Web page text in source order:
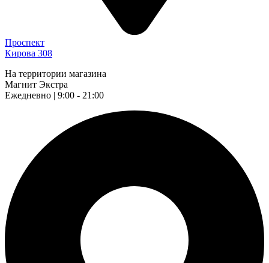
Проспект
Кирова 308
На территории магазина
Магнит Экстра
Ежедневно | 9:00 - 21:00